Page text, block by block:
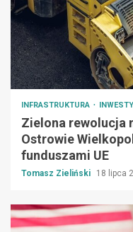
INFRASTRUKTURA
Zielona rewolucja
Ostrowie
funduszami UE
Tomasz Zieliński 18 lipca